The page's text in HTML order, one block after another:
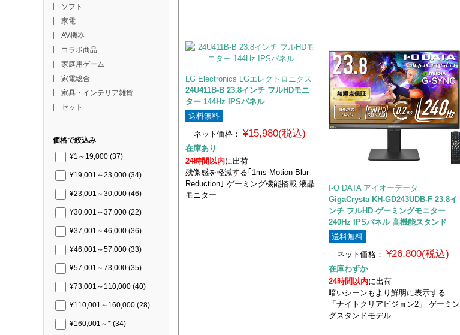
ソフト
家電
AV機器
コラボ商品
家庭用ゲーム
家電総合
家具・インテリア雑貨
セット
価格で絞込み
¥1～19,000 (37)
¥19,001～23,000 (34)
¥23,001～30,000 (46)
¥30,001～37,000 (22)
¥37,001～46,000 (36)
¥46,001～57,000 (33)
¥57,001～73,000 (35)
¥73,001～110,000 (40)
¥110,001～160,000 (28)
¥160,001～* (34)
LG Electronics LGエレクトロニクス
24U411B-B 23.8インチ フルHDモニ
ター 144Hz IPSパネル
送料無料
ネット価格：
¥15,980(税込)
在庫あり
24時間以内に出荷
残像感を軽減する｢1ms Motion Blur
Reduction｣ ゲーミング機能搭載 液晶
モニター
I-O DATA アイオーデータ
GigaCrysta KH-GD243UDB-F 23.8イ
ンチ フルHD ゲーミングモニター
240Hz IPSパネル 高機能スタンド
送料無料
ネット価格：
¥26,800(税込)
在庫わずか
24時間以内に出荷
暗いシーンもより鮮明に表示する
「ナイトクリアビジョン2」 ゲーミン
グスタンドモデル